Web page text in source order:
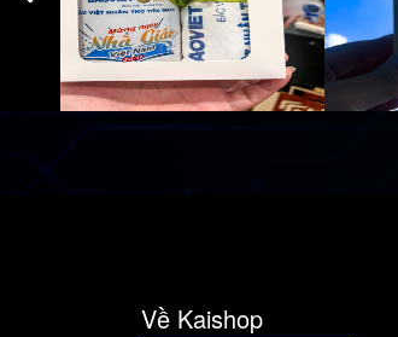
Về Kaishop